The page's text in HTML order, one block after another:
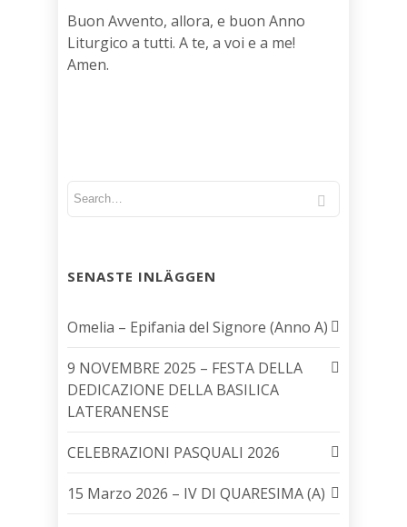
Buon Avvento, allora, e buon Anno
Liturgico a tutti. A te, a voi e a me!
Amen.
SENASTE INLÄGGEN
Omelia – Epifania del Signore (Anno A)
9 NOVEMBRE 2025 – FESTA DELLA
DEDICAZIONE DELLA BASILICA
LATERANENSE
CELEBRAZIONI PASQUALI 2026
15 Marzo 2026 – IV DI QUARESIMA (A)